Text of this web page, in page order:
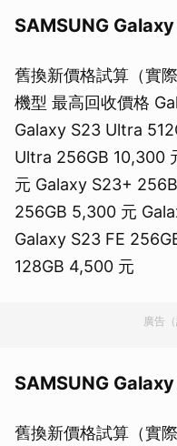
SAMSUNG Galaxy
舊換新價格試算（實
機型 最高回收價格
Galaxy S23 Ultra
Ultra 256GB 10,300
元 Galaxy S23+
256GB 5,300 元
Galaxy S23 FE
128GB 4,500 元
廣告
SAMSUNG Galaxy
舊換新價格試算（實